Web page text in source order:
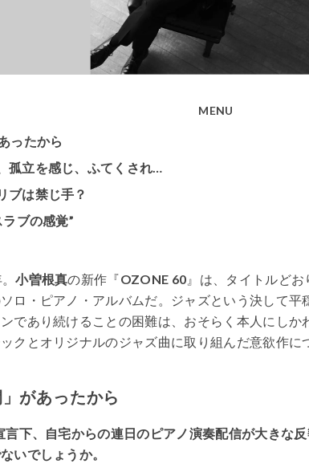
MENU
ったから
孤立を感じ、ふてくされ…
ブは禁じ手？
ブの感覚”
小曽根真の新作『OZONE 60 』は、タイトルど
ロ・ピアノ・アルバムだ。ジャズという決して平
であり続けることの困難は、おそらく本人にしか
クとオリジナルのジャズ曲に取り組んだ意欲作に
があったから
下、自宅からの連日のピアノ演奏配信が大きな
いでしょうか。